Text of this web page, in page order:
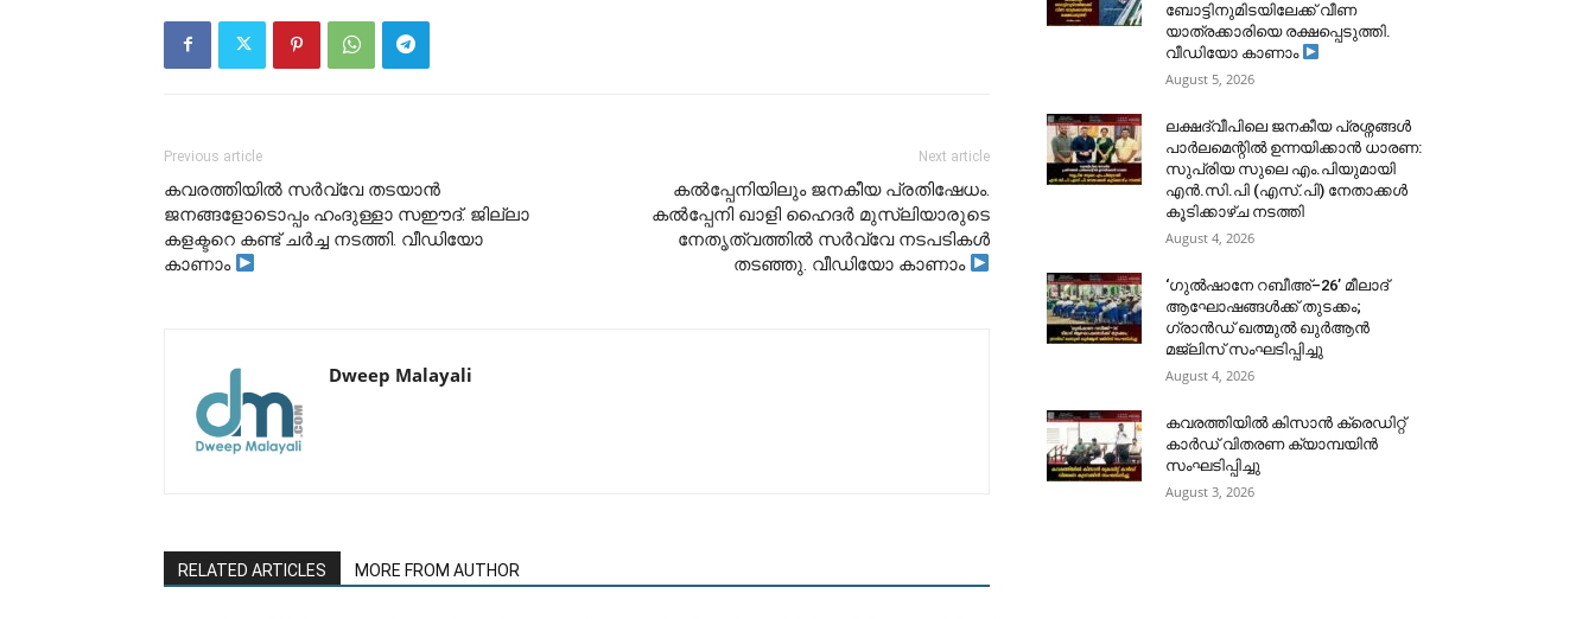
Previous article
കവരത്തിയിൽ സർവ്വേ തടയാൻ
ജനങ്ങളോടൊപ്പം ഹംദുള്ളാ സഈദ്. ജില്ലാ
കളക്ടറെ കണ്ട് ചർച്ച നടത്തി. വീഡിയോ
കാണാം
Next article
കൽപ്പേനിയിലും ജനകീയ പ്രതിഷേധം.
കൽപ്പേനി ഖാളി ഹൈദർ മുസ്ലിയാരുടെ
നേതൃത്വത്തിൽ സർവ്വേ നടപടികൾ
തടഞ്ഞു. വീഡിയോ കാണാം
Dweep Malayali
RELATED ARTICLES MORE FROM AUTHOR
ബോട്ടിനുമിടയിലേക്ക് വീണ
യാത്രക്കാരിയെ രക്ഷപ്പെടുത്തി.
വീഡിയോ കാണാം
August 5, 2026
ലക്ഷദ്വീപിലെ ജനകീയ പ്രശ്നങ്ങൾ
പാർലമെന്റിൽ ഉന്നയിക്കാൻ ധാരണ:
സുപ്രിയ സുലെ എം.പിയുമായി
എൻ.സി.പി (എസ്.പി) നേതാക്കൾ
കൂടിക്കാഴ്ച നടത്തി
August 4, 2026
‘ഗുൽഷാനേ റബീഅ്–26’ മീലാദ്
ആഘോഷങ്ങൾക്ക് തുടക്കം;
ഗ്രാൻഡ് ഖത്മുൽ ഖുർആൻ
മജ്‌ലിസ് സംഘടിപ്പിച്ചു
August 4, 2026
കവരത്തിയിൽ കിസാൻ ക്രെഡിറ്റ്
കാർഡ് വിതരണ ക്യാമ്പയിൻ
സംഘടിപ്പിച്ചു
August 3, 2026